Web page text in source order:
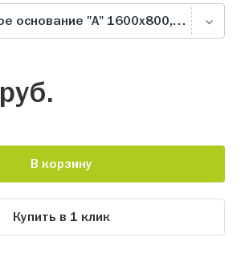
Ортопедическое основание "А" 1600х800, серое
руб.
В корзину
Купить в 1 клик